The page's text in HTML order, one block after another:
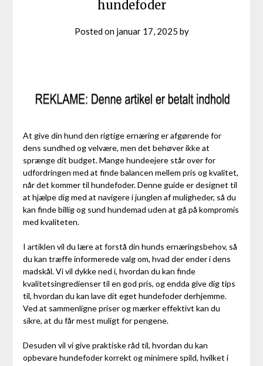
hundefoder
Posted on januar 17, 2025 by
At give din hund den rigtige ernæring er afgørende for
dens sundhed og velvære, men det behøver ikke at
sprænge dit budget. Mange hundeejere står over for
udfordringen med at finde balancen mellem pris og kvalitet,
når det kommer til hundefoder. Denne guide er designet til
at hjælpe dig med at navigere i junglen af muligheder, så du
kan finde billig og sund hundemad uden at gå på kompromis
med kvaliteten.
I artiklen vil du lære at forstå din hunds ernæringsbehov, så
du kan træffe informerede valg om, hvad der ender i dens
madskål. Vi vil dykke ned i, hvordan du kan finde
kvalitetsingredienser til en god pris, og endda give dig tips
til, hvordan du kan lave dit eget hundefoder derhjemme.
Ved at sammenligne priser og mærker effektivt kan du
sikre, at du får mest muligt for pengene.
Desuden vil vi give praktiske råd til, hvordan du kan
opbevare hundefoder korrekt og minimere spild, hvilket i